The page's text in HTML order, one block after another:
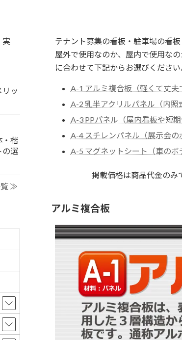
テナント募集の看板・駐車場の看
屋外で使用なのか、屋内で使用な
に合わせて下記からお選びください
A-1 アルミ複合板（軽くて丈夫
A-2 乳半アクリルパネル（内照
A-3 PPパネル（屋内看板や短期
A-4 スチレンパネル（展示会の
A-5 マグネットシート（車のボ
掲載価格は商品代金のみ
アルミ複合板
実
ッ
・楷
の選
覧 ≫